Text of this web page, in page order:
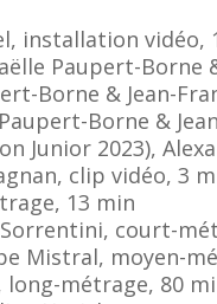
installation vidéo,
Paupert-Borne
Borne & Jean-
Borne &
Junior 2023),
clip vidéo, 3
13 min
Sorrentini, court-
Mistral, moyen-
métrage, 80